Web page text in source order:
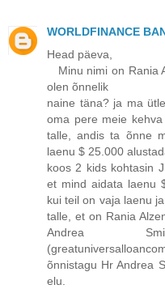
WORLDFINANCE
Head päeva,
Minu nimi on Rania
olen õnnelik
naine täna? ja ma
oma pere meie
talle, andis ta õnne
laenu $ 25.000
koos 2 kids kohtasin
et mind aidata laenu
kui teil on vaja laenu
talle, et on Rania
Andrea
õnnistagu Hr Andrea
elu.